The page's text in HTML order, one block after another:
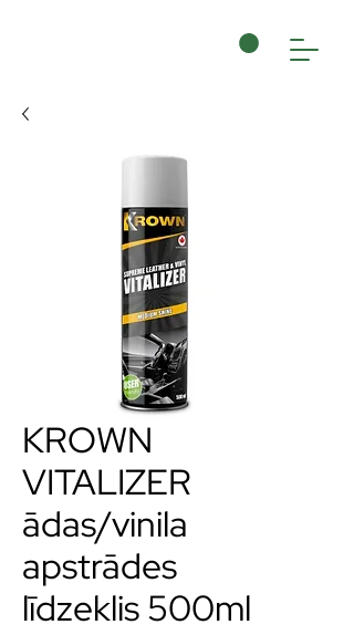
KROWN
VITALIZER
ādas/vinila
apstrādes
līdzeklis 500ml